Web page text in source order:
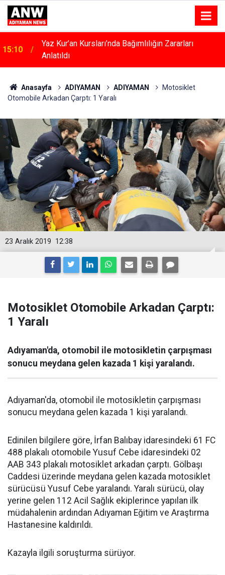
15:10
Yaz Kur’an Kursları’nda Bağımlılığın Zararları
Anlatıldı
15:04
Kahta’da Kadınlara Özel Yaşam Ve Yüzme Merkezi
Yükseliyor
Anasayfa ADIYAMAN ADIYAMAN
Motosiklet
Otomobile Arkadan Çarptı: 1 Yaralı
12:38
23 Aralık 2019
Motosiklet Otomobile Arkadan Çarptı:
1 Yaralı
Adıyaman'da, otomobil ile motosikletin çarpışması
sonucu meydana gelen kazada 1 kişi yaralandı.
Adıyaman'da, otomobil ile motosikletin çarpışması
sonucu meydana gelen kazada 1 kişi yaralandı.
Edinilen bilgilere göre, İrfan Balıbay idaresindeki 61 FC
488 plakalı otomobile Yusuf Cebe idaresindeki 02
AAB 343 plakalı motosiklet arkadan çarptı. Gölbaşı
Caddesi üzerinde meydana gelen kazada motosiklet
sürücüsü Yusuf Cebe yaralandı. Yaralı sürücü, olay
yerine gelen 112 Acil Sağlık ekiplerince yapılan ilk
müdahalenin ardından Adıyaman Eğitim ve Araştırma
Hastanesine kaldırıldı.
Kazayla ilgili soruşturma sürüyor.